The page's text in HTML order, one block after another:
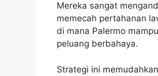
Mereka sangat
memecah pertahanan
di mana Palermo
peluang berbahaya.
Strategi ini